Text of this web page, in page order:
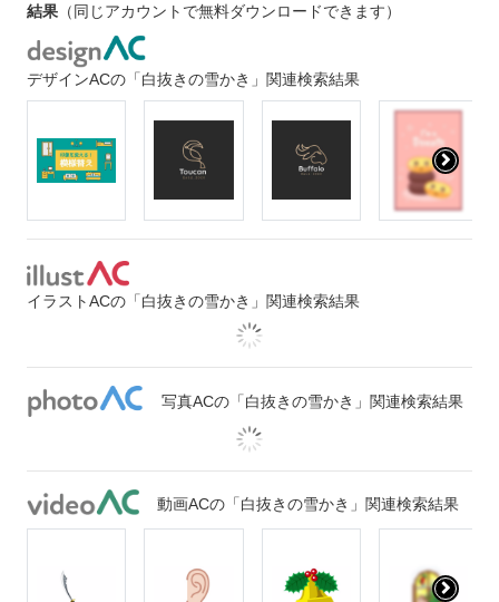
結果 （同じアカウントで無料ダウンロードできます）
デザインACの「白抜きの雪かき」関連検索結果
イラストACの「白抜きの雪かき」関連検索結果
写真ACの「白抜きの雪かき」関連検索結果
動画ACの「白抜きの雪かき」関連検索結果